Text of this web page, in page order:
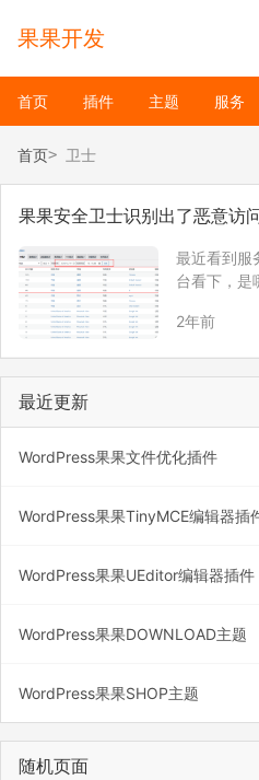
果果开发
首页 插件 主题 服务
首页 卫士
果果安全卫士识别出了恶意访
最近看到服
台看下，是
4个IP访问
2年前
最近更新
WordPress果果文件优化插件
WordPress果果TinyMCE编辑器插
WordPress果果UEditor编辑器插件
WordPress果果DOWNLOAD主题
WordPress果果SHOP主题
随机页面